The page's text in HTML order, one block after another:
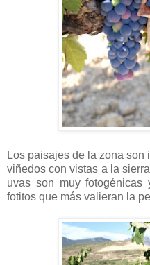
Los paisajes de la zona
viñedos con vistas a la
uvas son muy
fotitos que más valieran la